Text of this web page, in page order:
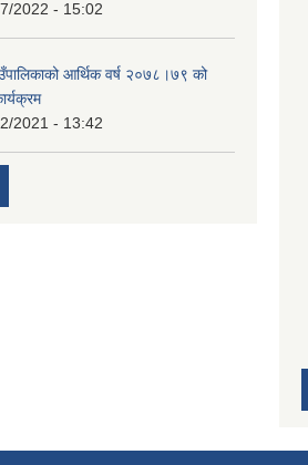
2022 - 15:02
आर्थिक वर्ष २०७८।७९ को
2021 - 13:42